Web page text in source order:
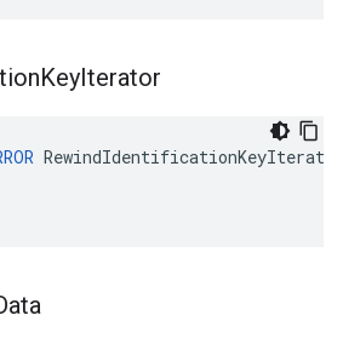
KeyIterator